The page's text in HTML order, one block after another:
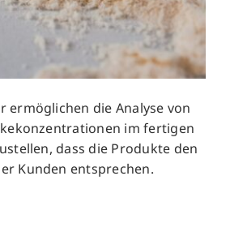
ermöglichen die Analyse von
im fertigen
dass die Produkte den
Kunden entsprechen.